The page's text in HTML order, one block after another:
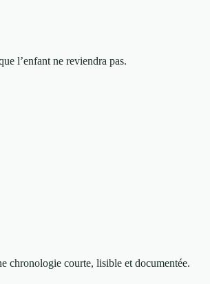
l’enfant ne reviendra pas.
chronologie courte, lisible et documentée.